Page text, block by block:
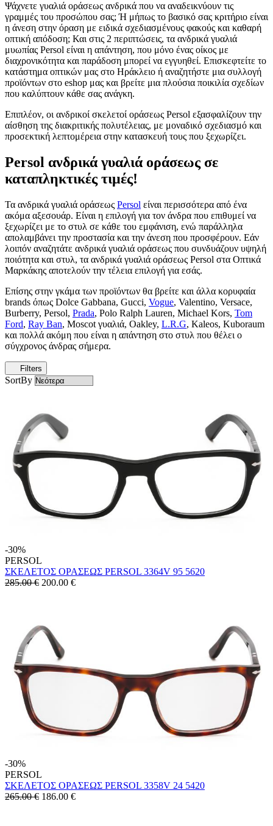
Ψάχνετε γυαλιά οράσεως ανδρικά που να αναδεικνύουν τις
γραμμές του προσώπου σας; Ή μήπως το βασικό σας κριτήριο είναι
η άνεση στην όραση με ειδικά σχεδιασμένους φακούς και καθαρή
οπτική απόδοση; Και στις 2 περιπτώσεις, τα ανδρικά γυαλιά
μυωπίας Persol είναι η απάντηση, που μόνο ένας οίκος με
διαχρονικότητα και παράδοση μπορεί να εγγυηθεί. Επισκεφτείτε το
κατάστημα οπτικών μας στο Ηράκλειο ή αναζητήστε μια συλλογή
προϊόντων στο eshop μας και βρείτε μια πλούσια ποικιλία σχεδίων
που καλύπτουν κάθε σας ανάγκη.
Επιπλέον, οι ανδρικοί σκελετοί οράσεως Persol εξασφαλίζουν την
αίσθηση της διακριτικής πολυτέλειας, με μοναδικό σχεδιασμό και
προσεκτική λεπτομέρεια στην κατασκευή τους που ξεχωρίζει.
Persol ανδρικά γυαλιά οράσεως σε
καταπληκτικές τιμές!
Τα ανδρικά γυαλιά οράσεως Persol είναι περισσότερα από ένα
ακόμα αξεσουάρ. Είναι η επιλογή για τον άνδρα που επιθυμεί να
ξεχωρίζει με το στυλ σε κάθε του εμφάνιση, ενώ παράλληλα
απολαμβάνει την προστασία και την άνεση που προσφέρουν. Εάν
λοιπόν αναζητάτε ανδρικά γυαλιά οράσεως που συνδυάζουν υψηλή
ποιότητα και στυλ, τα ανδρικά γυαλιά οράσεως Persol στα Οπτικά
Μαρκάκης αποτελούν την τέλεια επιλογή για εσάς.
Επίσης στην γκάμα των προϊόντων θα βρείτε και άλλα κορυφαία
brands όπως Dolce Gabbana, Gucci, Vogue, Valentino, Versace,
Burberry, Persol, Prada, Polo Ralph Lauren, Michael Kors, Tom
Ford, Ray Ban, Moscot γυαλιά, Oakley, L.R.G, Kaleos, Kuboraum
και πολλά ακόμη που είναι η απάντηση στο στυλ που θέλει ο
σύγχρονος άνδρας σήμερα.
Filters
SortBy
-30%
PERSOL
ΣΚΕΛΕΤΟΣ ΟΡΑΣΕΩΣ PERSOL 3364V 95 5620
285.00 € 200.00 €
-30%
PERSOL
ΣΚΕΛΕΤΟΣ ΟΡΑΣΕΩΣ PERSOL 3358V 24 5420
265.00 € 186.00 €